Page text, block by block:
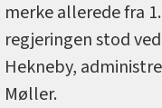
merke allerede fra
regjeringen stod
Hekneby,
Møller.